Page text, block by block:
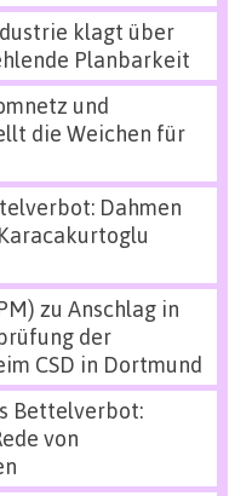
klagt über
Planbarkeit
und
die Weichen für
Dahmen
zu Anschlag in
der
CSD in Dortmund
Bettelverbot:
von